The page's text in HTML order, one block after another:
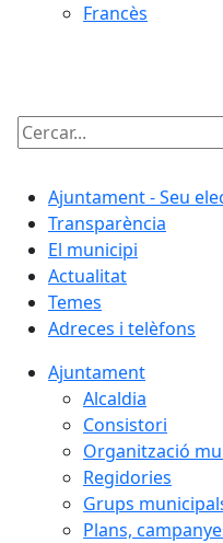
Francès
Cercar:
Ajuntament - Seu
Transparència
El municipi
Actualitat
Temes
Adreces i telèfons
Ajuntament
Alcaldia
Consistori
Organització
Regidories
Grups
Plans,